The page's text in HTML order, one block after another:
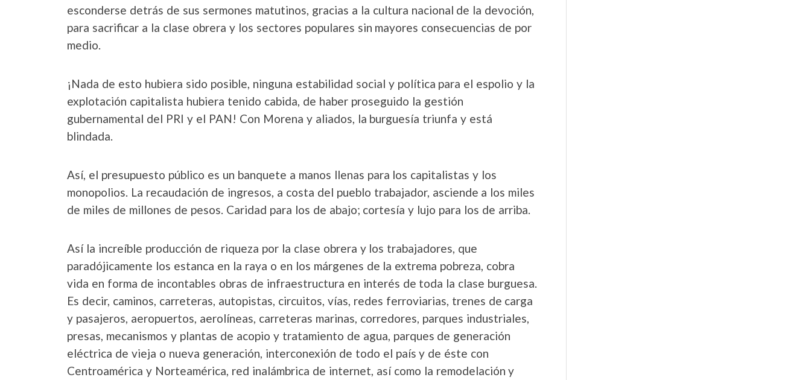
esconderse detrás de sus sermones matutinos, gracias a la cultura nacional de la devoción,
para sacrificar a la clase obrera y los sectores populares sin mayores consecuencias de por
medio.
¡Nada de esto hubiera sido posible, ninguna estabilidad social y política para el espolio y la
explotación capitalista hubiera tenido cabida, de haber proseguido la gestión
gubernamental del PRI y el PAN! Con Morena y aliados, la burguesía triunfa y está
blindada.
Así, el presupuesto público es un banquete a manos llenas para los capitalistas y los
monopolios. La recaudación de ingresos, a costa del pueblo trabajador, asciende a los miles
de miles de millones de pesos. Caridad para los de abajo; cortesía y lujo para los de arriba.
Así la increíble producción de riqueza por la clase obrera y los trabajadores, que
paradójicamente los estanca en la raya o en los márgenes de la extrema pobreza, cobra
vida en forma de incontables obras de infraestructura en interés de toda la clase burguesa.
Es decir, caminos, carreteras, autopistas, circuitos, vías, redes ferroviarias, trenes de carga
y pasajeros, aeropuertos, aerolíneas, carreteras marinas, corredores, parques industriales,
presas, mecanismos y plantas de acopio y tratamiento de agua, parques de generación
eléctrica de vieja o nueva generación, interconexión de todo el país y de éste con
Centroamérica y Norteamérica, red inalámbrica de internet, así como la remodelación y